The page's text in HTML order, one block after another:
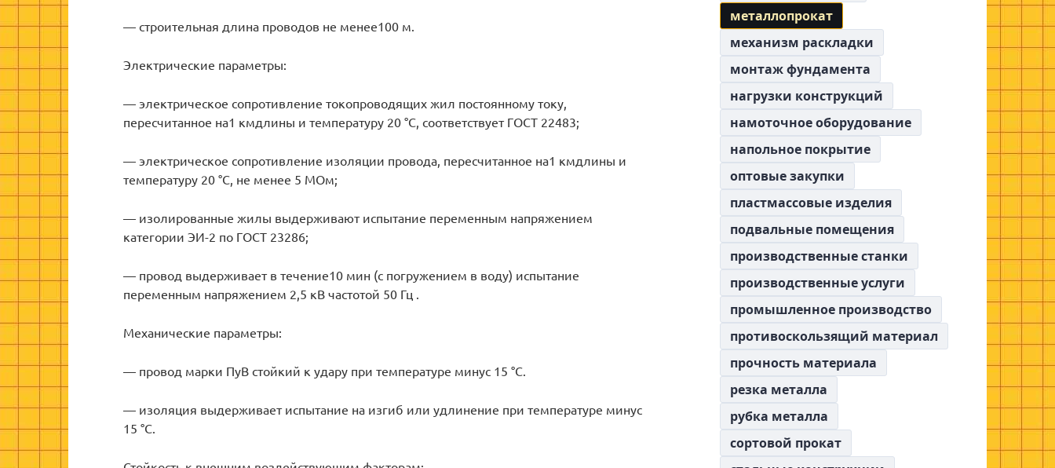
— строительная длина проводов не менее100 м.
Электрические параметры:
— электрическое сопротивление токопроводящих жил постоянному току,
пересчитанное на1 кмдлины и температуру 20 °С, соответствует ГОСТ 22483;
— электрическое сопротивление изоляции провода, пересчитанное на1 кмдлины и
температуру 20 °С, не менее 5 МОм;
— изолированные жилы выдерживают испытание переменным напряжением
категории ЭИ-2 по ГОСТ 23286;
— провод выдерживает в течение10 мин (с погружением в воду) испытание
переменным напряжением 2,5 кВ частотой 50 Гц .
Механические параметры:
— провод марки ПуВ стойкий к удару при температуре минус 15 °С.
— изоляция выдерживает испытание на изгиб или удлинение при температуре минус
15 °С.
металлопрокат
механизм раскладки
монтаж фундамента
нагрузки конструкций
намоточное оборудование
напольное покрытие
оптовые закупки
пластмассовые изделия
подвальные помещения
производственные станки
производственные услуги
промышленное производство
противоскользящий материал
прочность материала
резка металла
рубка металла
сортовой прокат